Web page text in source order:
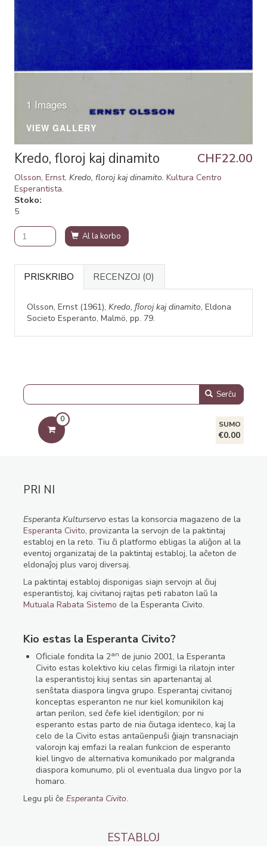
1 Images
VIEW GALLERY
Kredo, floroj kaj dinamito CHF22.00
Olsson, Ernst. Kredo, floroj kaj dinamito. Kultura Centro
Esperantista.
Stoko
5
Al la korbo
PRISKRIBO RECENZOJ (0)
Olsson, Ernst (1961), Kredo, ﬂoroj kaj dinamito, Eldona
Societo Esperanto, Malmö, pp. 79.
Serĉu
0
SUMO
€0.00
PRI NI
Esperanta Kulturservo estas la konsorcia magazeno de la
Esperanta Civito, provizanta la servojn de la paktintaj
establoj en la reto. Tiu ĉi platformo ebligas la aliĝon al la
eventoj organizataj de la paktintaj establoj, la aĉeton de
eldonaĵoj plus varoj diversaj.
La paktintaj establoj disponigas siajn servojn al ĉiuj
esperantistoj, kaj civitanoj rajtas peti rabaton laŭ la
Mutuala Rabata Sistemo de la Esperanta Civito.
Kio estas la Esperanta Civito?
Oﬁciale fondita la 2an de junio 2001, la Esperanta
Civito estas kolektivo kiu celas ﬁrmigi la rilatojn inter
la esperantistoj kiuj sentas sin apartenantaj al
senŝtata diaspora lingva grupo. Esperantaj civitanoj
konceptas esperanton ne nur kiel komunikilon kaj
artan perilon, sed ĉefe kiel identigilon; por ni
esperanto estas parto de nia ĉiutaga identeco, kaj la
celo de la Civito estas antaŭenpuŝi ĝiajn transnaciajn
valorojn kaj emfazi la realan funkcion de esperanto
kiel lingvo de alternativa komunikado por malgranda
diaspora komunumo, pli ol eventuala dua lingvo por la
homaro.
Legu pli ĉe Esperanta Civito.
ESTABLOJ